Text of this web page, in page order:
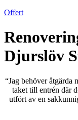
Offert
Djurslöv
“Jag behöver åtgärda
taket till entrén där
utfört av en